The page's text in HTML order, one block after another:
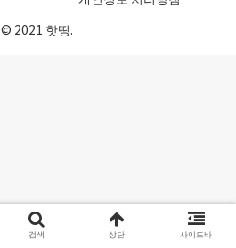
© 2021 핫띵.
검색 상단 사이드바